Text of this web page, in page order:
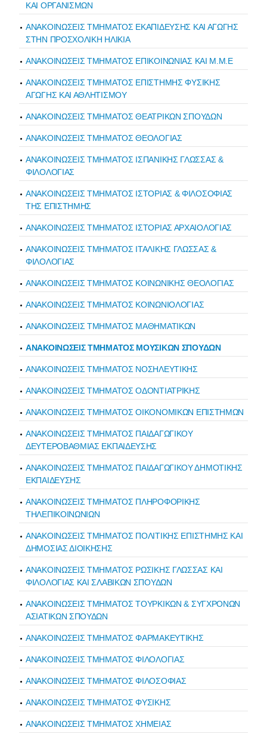
ΚΑΙ ΟΡΓΑΝΙΣΜΩΝ
ΑΝΑΚΟΙΝΩΣΕΙΣ ΤΜΗΜΑΤΟΣ ΕΚΑΠΙΔΕΥΣΗΣ ΚΑΙ ΑΓΩΓΗΣ
ΣΤΗΝ ΠΡΟΣΧΟΛΙΚΗ ΗΛΙΚΙΑ
ΑΝΑΚΟΙΝΩΣΕΙΣ ΤΜΗΜΑΤΟΣ ΕΠΙΚΟΙΝΩΝΙΑΣ ΚΑΙ Μ.Μ.Ε
ΑΝΑΚΟΙΝΩΣΕΙΣ ΤΜΗΜΑΤΟΣ ΕΠΙΣΤΗΜΗΣ ΦΥΣΙΚΗΣ
ΑΓΩΓΗΣ ΚΑΙ ΑΘΛΗΤΙΣΜΟΥ
ΑΝΑΚΟΙΝΩΣΕΙΣ ΤΜΗΜΑΤΟΣ ΘΕΑΤΡΙΚΩΝ ΣΠΟΥΔΩΝ
ΑΝΑΚΟΙΝΩΣΕΙΣ ΤΜΗΜΑΤΟΣ ΘΕΟΛΟΓΙΑΣ
ΑΝΑΚΟΙΝΩΣΕΙΣ ΤΜΗΜΑΤΟΣ ΙΣΠΑΝΙΚΗΣ ΓΛΩΣΣΑΣ &
ΦΙΛΟΛΟΓΙΑΣ
ΑΝΑΚΟΙΝΩΣΕΙΣ ΤΜΗΜΑΤΟΣ ΙΣΤΟΡΙΑΣ & ΦΙΛΟΣΟΦΙΑΣ
ΤΗΣ ΕΠΙΣΤΗΜΗΣ
ΑΝΑΚΟΙΝΩΣΕΙΣ ΤΜΗΜΑΤΟΣ ΙΣΤΟΡΙΑΣ ΑΡΧΑΙΟΛΟΓΙΑΣ
ΑΝΑΚΟΙΝΩΣΕΙΣ ΤΜΗΜΑΤΟΣ ΙΤΑΛΙΚΗΣ ΓΛΩΣΣΑΣ &
ΦΙΛΟΛΟΓΙΑΣ
ΑΝΑΚΟΙΝΩΣΕΙΣ ΤΜΗΜΑΤΟΣ ΚΟΙΝΩΝΙΚΗΣ ΘΕΟΛΟΓΙΑΣ
ΑΝΑΚΟΙΝΩΣΕΙΣ ΤΜΗΜΑΤΟΣ ΚΟΙΝΩΝΙΟΛΟΓΙΑΣ
ΑΝΑΚΟΙΝΩΣΕΙΣ ΤΜΗΜΑΤΟΣ ΜΑΘΗΜΑΤΙΚΩΝ
ΑΝΑΚΟΙΝΩΣΕΙΣ ΤΜΗΜΑΤΟΣ ΜΟΥΣΙΚΩΝ ΣΠΟΥΔΩΝ
ΑΝΑΚΟΙΝΩΣΕΙΣ ΤΜΗΜΑΤΟΣ ΝΟΣΗΛΕΥΤΙΚΗΣ
ΑΝΑΚΟΙΝΩΣΕΙΣ ΤΜΗΜΑΤΟΣ ΟΔΟΝΤΙΑΤΡΙΚΗΣ
ΑΝΑΚΟΙΝΩΣΕΙΣ ΤΜΗΜΑΤΟΣ ΟΙΚΟΝΟΜΙΚΩΝ ΕΠΙΣΤΗΜΩΝ
ΑΝΑΚΟΙΝΩΣΕΙΣ ΤΜΗΜΑΤΟΣ ΠΑΙΔΑΓΩΓΙΚΟΥ
ΔΕΥΤΕΡΟΒΑΘΜΙΑΣ ΕΚΠΑΙΔΕΥΣΗΣ
ΑΝΑΚΟΙΝΩΣΕΙΣ ΤΜΗΜΑΤΟΣ ΠΑΙΔΑΓΩΓΙΚΟΥ ΔΗΜΟΤΙΚΗΣ
ΕΚΠΑΙΔΕΥΣΗΣ
ΑΝΑΚΟΙΝΩΣΕΙΣ ΤΜΗΜΑΤΟΣ ΠΛΗΡΟΦΟΡΙΚΗΣ
ΤΗΛΕΠΙΚΟΙΝΩΝΙΩΝ
ΑΝΑΚΟΙΝΩΣΕΙΣ ΤΜΗΜΑΤΟΣ ΠΟΛΙΤΙΚΗΣ ΕΠΙΣΤΗΜΗΣ ΚΑΙ
ΔΗΜΟΣΙΑΣ ΔΙΟΙΚΗΣΗΣ
ΑΝΑΚΟΙΝΩΣΕΙΣ ΤΜΗΜΑΤΟΣ ΡΩΣΙΚΗΣ ΓΛΩΣΣΑΣ ΚΑΙ
ΦΙΛΟΛΟΓΙΑΣ ΚΑΙ ΣΛΑΒΙΚΩΝ ΣΠΟΥΔΩΝ
ΑΝΑΚΟΙΝΩΣΕΙΣ ΤΜΗΜΑΤΟΣ ΤΟΥΡΚΙΚΩΝ & ΣΥΓΧΡΟΝΩΝ
ΑΣΙΑΤΙΚΩΝ ΣΠΟΥΔΩΝ
ΑΝΑΚΟΙΝΩΣΕΙΣ ΤΜΗΜΑΤΟΣ ΦΑΡΜΑΚΕΥΤΙΚΗΣ
ΑΝΑΚΟΙΝΩΣΕΙΣ ΤΜΗΜΑΤΟΣ ΦΙΛΟΛΟΓΙΑΣ
ΑΝΑΚΟΙΝΩΣΕΙΣ ΤΜΗΜΑΤΟΣ ΦΙΛΟΣΟΦΙΑΣ
ΑΝΑΚΟΙΝΩΣΕΙΣ ΤΜΗΜΑΤΟΣ ΦΥΣΙΚΗΣ
ΑΝΑΚΟΙΝΩΣΕΙΣ ΤΜΗΜΑΤΟΣ ΧΗΜΕΙΑΣ